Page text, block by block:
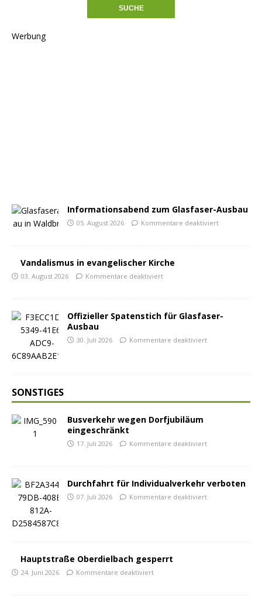
Werbung
Informationsabend zum Glasfaser-Ausbau
05. August 2026 Kommentare deaktiviert
Vandalismus in evangelischer Kirche
03. August 2026 Kommentare deaktiviert
Offizieller Spatenstich für Glasfaser-
Ausbau
30. Juli 2026 Kommentare deaktiviert
SONSTIGES
Busverkehr wegen Dorfjubiläum
eingeschränkt
17. Juli 2026 Kommentare deaktiviert
Durchfahrt für Individualverkehr verboten
07. Juli 2026 Kommentare deaktiviert
Hauptstraße Oberdielbach gesperrt
24. Juni 2026 Kommentare deaktiviert